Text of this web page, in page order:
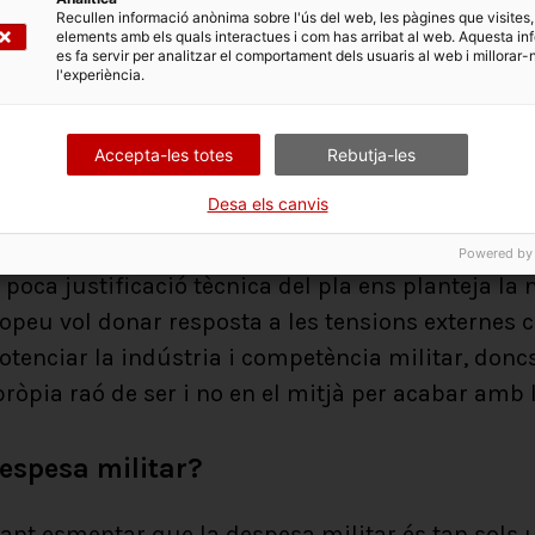
d’artilleria, municions, drones, IA
més, millor”) pot resultar fal·laç perquè
de la quantitat d’armes, sinó també de la
preguntes: Cal incrementar les capacitats
siguin més efectives? És la falta de visió
d’Europa?
poca justificació tècnica del pla ens planteja la
vol donar resposta a les tensions externes
la indústria i competència militar,
raó de ser i no en el mitjà per acabar
militar?
Recullen informació anònima sobre l'ús del web, les pàgines que
elements amb els quals interactues i com has arribat al web. Aquesta
es fa servir per analitzar el comportament dels usuaris al web i millorar-
l'experiència.
Accepta-les totes Rebutja-les
Desa els canvis
Powered by